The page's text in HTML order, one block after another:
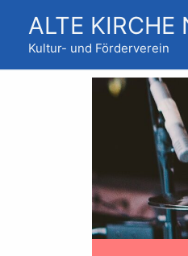
Inhalt
springen
ALTE
Kultur- und Förderverein